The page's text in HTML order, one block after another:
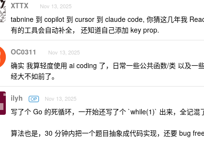
XTTX Nov 13, 2025
tabnine 到 copilot 到 cursor 到 claude code, 你猜这几年我
有的工具会自动补全， 还知道自己添加 key prop.
OC0311 Nov 13, 2025
确实 我算轻度使用 ai coding 了，日常一些公共函数/类 以及一
经大不如前了。
ilyh OP Nov 13, 2025
写了个 Go 的死循环，一开始还写了个 `while(1)` 出来，全记混
算法也是，30 分钟内把一个题目抽象成代码实现，还要 bug